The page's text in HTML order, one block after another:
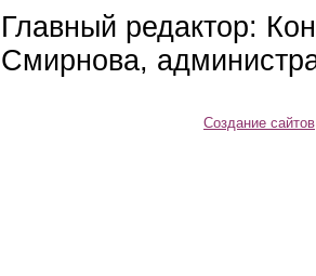
Главный редактор:
Смирнова,
Создание сайтов